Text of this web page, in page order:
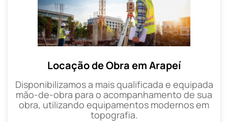
Locação de Obra em Arapeí
Disponibilizamos a mais qualificada e equipada
mão-de-obra para o acompanhamento de sua
obra, utilizando equipamentos modernos em
topografia.